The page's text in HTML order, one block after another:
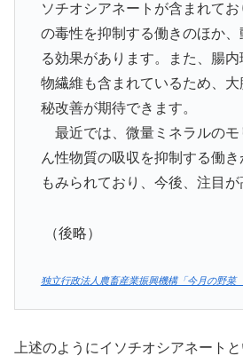
ソチオシアネートが含まれて
の毒性を抑制する働きのほか
る効果があります。また、腸
物繊維も含まれているため、
秘改善が期待できます。
最近では、微量ミネラルのモ
ん性物質の吸収を抑制する働
もみられており、今後、注目が
（後略）
独立行政法人農畜産業振興機構「今月の野
上述のようにイソチオシアネート